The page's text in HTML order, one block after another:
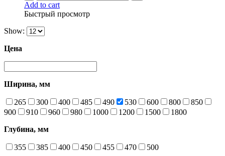
Add to cart
Быстрый просмотр
Show:
Цена
Ширина, мм
265 300 400 485 490 530 600 800
850
900
910 960 980 1000 1200 1500
1800
Глубина, мм
355 385 400 450 455 470
500